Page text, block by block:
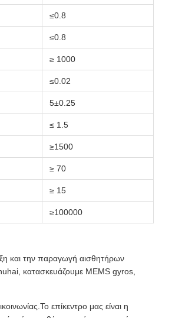
≤0.8
≤0.8
≥ 1000
≤0.02
5±0.25
≤ 1.5
≥1500
≥ 70
≥ 15
≥100000
και την παραγωγή αισθητήρων
κατασκευάζουμε MEMS gyros,
επίκεντρο μας είναι η